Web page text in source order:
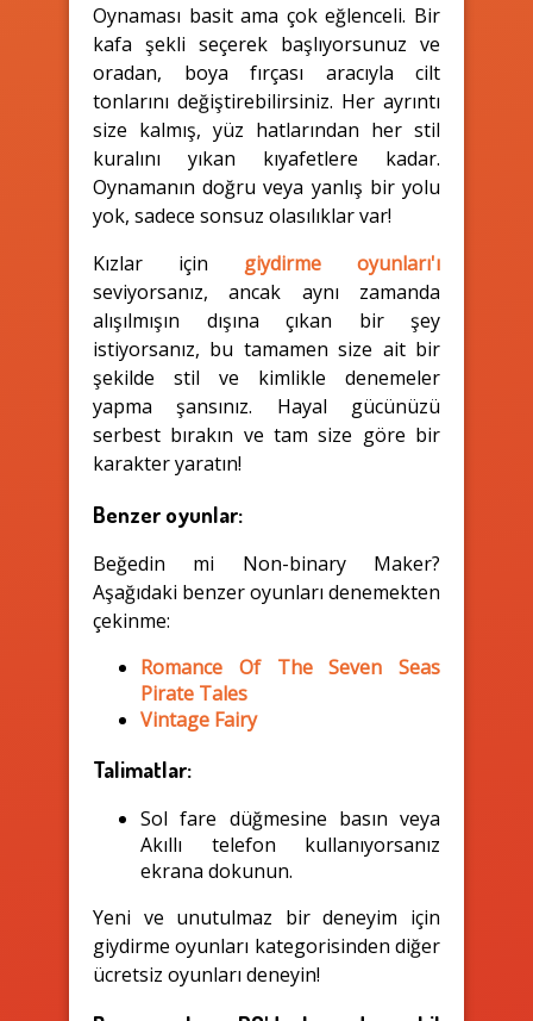
Oynaması basit ama çok eğlenceli. Bir
kafa şekli seçerek başlıyorsunuz ve
oradan, boya fırçası aracıyla cilt
tonlarını değiştirebilirsiniz. Her ayrıntı
size kalmış, yüz hatlarından her stil
kuralını yıkan kıyafetlere kadar.
Oynamanın doğru veya yanlış bir yolu
yok, sadece sonsuz olasılıklar var!
Kızlar için giydirme oyunları'ı
seviyorsanız, ancak aynı zamanda
alışılmışın dışına çıkan bir şey
istiyorsanız, bu tamamen size ait bir
şekilde stil ve kimlikle denemeler
yapma şansınız. Hayal gücünüzü
serbest bırakın ve tam size göre bir
karakter yaratın!
Benzer oyunlar:
Beğedin mi Non-binary Maker?
Aşağıdaki benzer oyunları denemekten
çekinme:
Romance Of The Seven Seas
Pirate Tales
Vintage Fairy
Talimatlar:
Sol fare düğmesine basın veya
Akıllı telefon kullanıyorsanız
ekrana dokunun.
Yeni ve unutulmaz bir deneyim için
giydirme oyunları kategorisinden diğer
ücretsiz oyunları deneyin!